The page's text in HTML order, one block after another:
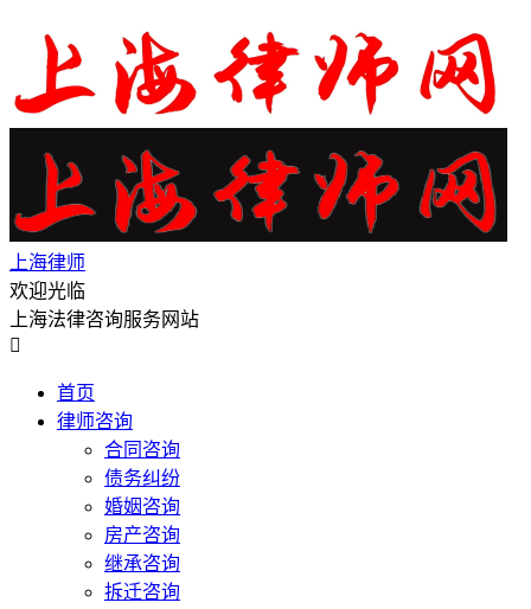
上海律师
欢迎光临
上海法律咨询服务网站

首页
律师咨询
合同咨询
债务纠纷
婚姻咨询
房产咨询
继承咨询
拆迁咨询